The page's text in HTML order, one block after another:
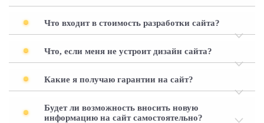
Что входит в стоимость разработки сайта?
Что, если меня не устроит дизайн сайта?
Какие я получаю гарантии на сайт?
Будет ли возможность вносить новую
информацию на сайт самостоятельно?